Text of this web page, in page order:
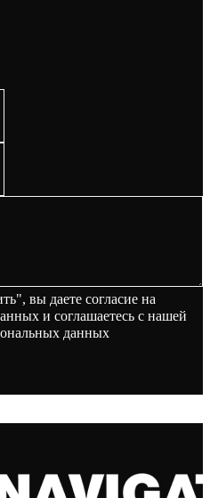
вы даете согласие на
и соглашаетесь с нашей
данных